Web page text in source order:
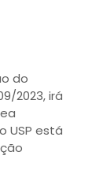
do
2023, irá
USP está